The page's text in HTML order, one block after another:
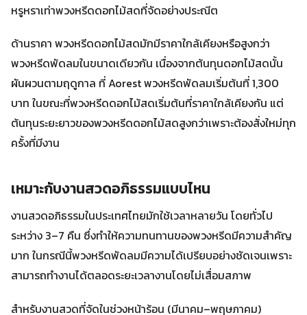
หรูหราเท่าพวงหรีดดอกไม้สดที่จัดอย่างประณีต
ด้านราคา พวงหรีดดอกไม้สดมักมีราคาใกล้เคียงหรือสูงกว่า
พวงหรีดพัดลมในขนาดเดียวกัน เนื่องจากต้นทุนดอกไม้สดนั้น
ผันผวนตามฤดูกาล ที่ Aorest พวงหรีดพัดลมเริ่มต้นที่ 1,300
บาท ในขณะที่พวงหรีดดอกไม้สดเริ่มต้นที่ราคาใกล้เคียงกัน แต่
ต้นทุนระยะยาวของพวงหรีดดอกไม้สดสูงกว่าเพราะต้องสั่งใหม่ทุก
ครั้งที่มีงาน
เหมาะกับงานสวดอภิธรรมแบบไหน
งานสวดอภิธรรมในประเทศไทยมักใช้เวลาหลายวัน โดยทั่วไป
ระหว่าง 3–7 คืน ซึ่งทำให้ความทนทานของพวงหรีดมีความสำคัญ
มาก ในกรณีนี้พวงหรีดพัดลมมีความได้เปรียบอย่างชัดเจนเพราะ
สามารถทำงานได้ตลอดระยะเวลางานโดยไม่เสื่อมสภาพ
สำหรับงานสวดที่จัดในช่วงหน้าร้อน (มีนาคม–พฤษภาคม)